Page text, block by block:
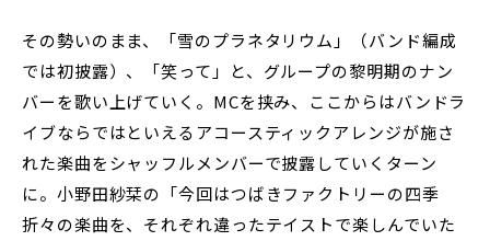
その勢いのまま、「雪のプラネタリウム」（バンド編成
では初披露）、「笑って」と、グループの黎明期のナン
バーを歌い上げていく。MCを挟み、ここからはバンドラ
イブならではといえるアコースティックアレンジが施さ
れた楽曲をシャッフルメンバーで披露していくターン
に。小野田紗栞の「今回はつばきファクトリーの四季
折々の楽曲を、それぞれ違ったテイストで楽しんでいた